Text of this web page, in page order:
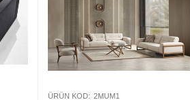
ÜRÜN KOD: 2MUM1